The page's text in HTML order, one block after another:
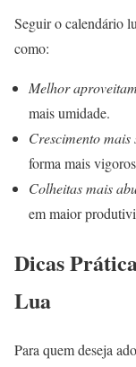
Seguir o calendário
como:
Melhor
mais umidade.
Crescimento mais
forma mais
Colheitas mais
em maior
Dicas
Lua
Para quem deseja